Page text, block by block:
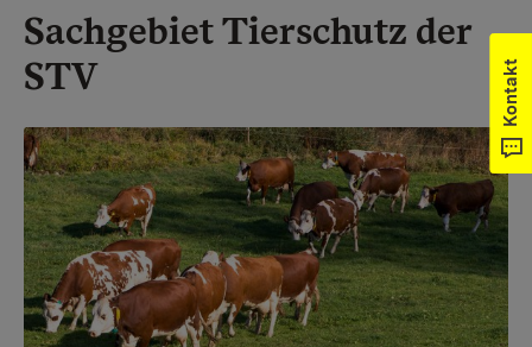
Sachgebiet Tierschutz der
STV
Kontakt